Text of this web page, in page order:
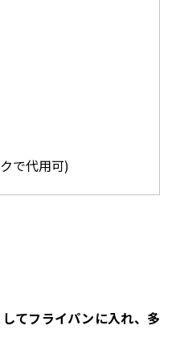
で代用可)
てフライパンに入れ、多